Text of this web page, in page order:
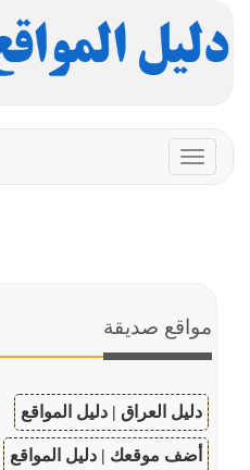
Toggle
navigation
مواقع صديقة
دليل العراق | دليل المواقع
أضف موقعك | دليل المواقع